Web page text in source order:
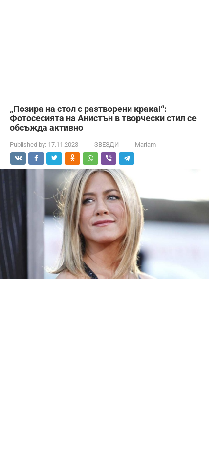
„Позира на стол с разтворени крака!“:
Фотосесията на Анистън в творчески стил се
обсъжда активно
Published by: 17.11.2023 ЗВЕЗДИ Mariam